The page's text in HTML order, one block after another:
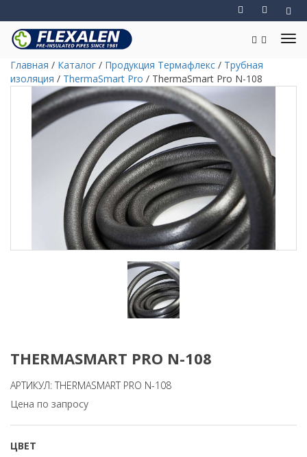
Главная / Каталог / Продукция Термафлекс / Трубная
изоляция / ThermaSmart Pro / ThermaSmart Pro N-108
THERMASMART PRO N-108
АРТИКУЛ: THERMASMART PRO N-108
Цена по запросу
ЦВЕТ